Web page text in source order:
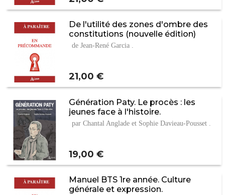
De l'utilité des zones d'ombre des
constitutions (nouvelle édition)
de Jean-René Garcia .
Prix
21,00 €
Génération Paty. Le procès : les
jeunes face à l'histoire.
par Chantal Anglade et Sophie Davieau-Pousset .
Prix
19,00 €
Manuel BTS 1re année. Culture
générale et expression.